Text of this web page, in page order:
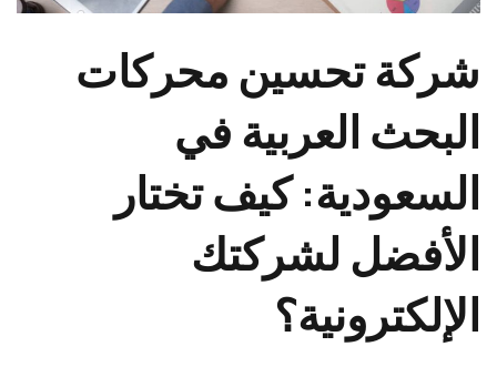
شركة تحسين محركات
البحث العربية في
السعودية: كيف تختار
الأفضل لشركتك
الإلكترونية؟